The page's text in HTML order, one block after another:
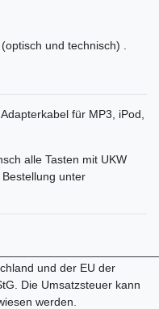
und technisch) .
für MP3, iPod,
alle Tasten mit UKW
unter
und der EU der
Die Umsatzsteuer kann
werden.